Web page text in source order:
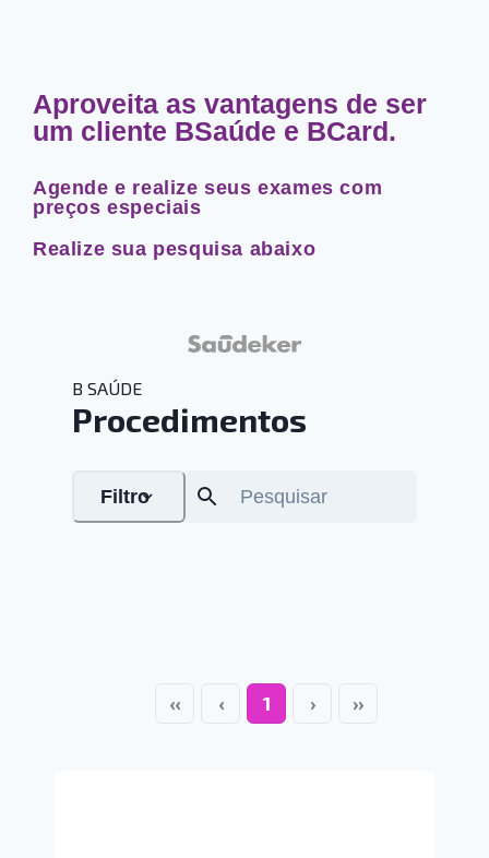
Aproveita as vantagens de ser
um cliente BSaúde e BCard.
Agende e realize seus exames com
preços especiais
Realize sua pesquisa abaixo